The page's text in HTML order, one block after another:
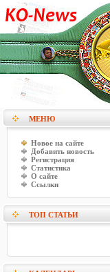
МЕНЮ
Новое на сайте
Добавить новость
Регистрация
Статистика
О сайте
Ссылки
ТОП СТАТЬИ